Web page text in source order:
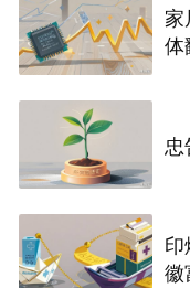
体
徽